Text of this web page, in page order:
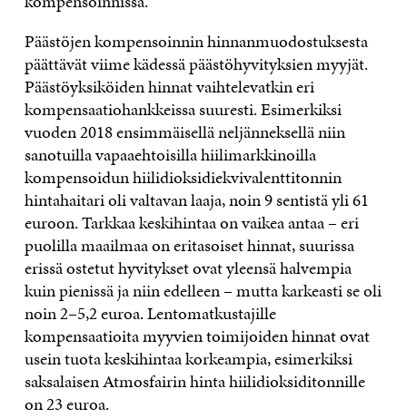
Päästöjen kompensoinnin hinnanmuodostuksesta
päättävät viime kädessä päästöhyvityksien myyjät.
Päästöyksiköiden hinnat vaihtelevatkin eri
kompensaatiohankkeissa suuresti. Esimerkiksi
vuoden 2018 ensimmäisellä neljänneksellä niin
sanotuilla vapaaehtoisilla hiilimarkkinoilla
kompensoidun hiilidioksidiekvivalenttitonnin
hintahaitari oli valtavan laaja, noin 9 sentistä yli 61
euroon. Tarkkaa keskihintaa on vaikea antaa – eri
puolilla maailmaa on eritasoiset hinnat, suurissa
erissä ostetut hyvitykset ovat yleensä halvempia
kuin pienissä ja niin edelleen – mutta karkeasti se oli
noin 2–5,2 euroa. Lentomatkustajille
kompensaatioita myyvien toimijoiden hinnat ovat
usein tuota keskihintaa korkeampia, esimerkiksi
saksalaisen Atmosfairin hinta hiilidioksiditonnille
on 23 euroa.